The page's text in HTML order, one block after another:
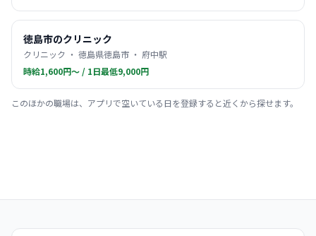
徳島市のクリニック
クリニック ・ 徳島県徳島市 ・ 府中駅
時給1,600円〜 / 1日最低9,000円
このほかの職場は、アプリで空いている日を登録すると近くから探せます。